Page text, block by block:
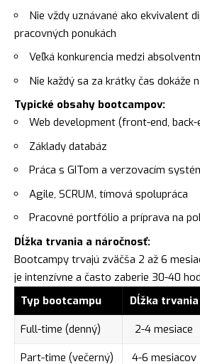
Nie vždy uznávané ako ekvivalent
pracovných ponukách
Veľká konkurencia medzi
Nie každý sa za krátky čas dokáže
Typické obsahy bootcampov:
Web development (front-end, back-
Základy databáz
Práca s GITom a verzovacím
Agile, SCRUM, tímová spolupráca
Pracovné portfólio a príprava na
Dĺžka trvania a náročnosť:
Bootcampy trvajú zväčša 2 až 6
je intenzívne a často zaberie 30-40
Typ bootcampu
Dĺžka trvania
Full-time (denný)
2-4 mesiace
Part-time (večerný)
4-6 mesiacov